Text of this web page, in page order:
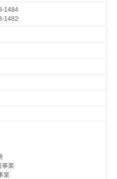
1484
1482
事業
業